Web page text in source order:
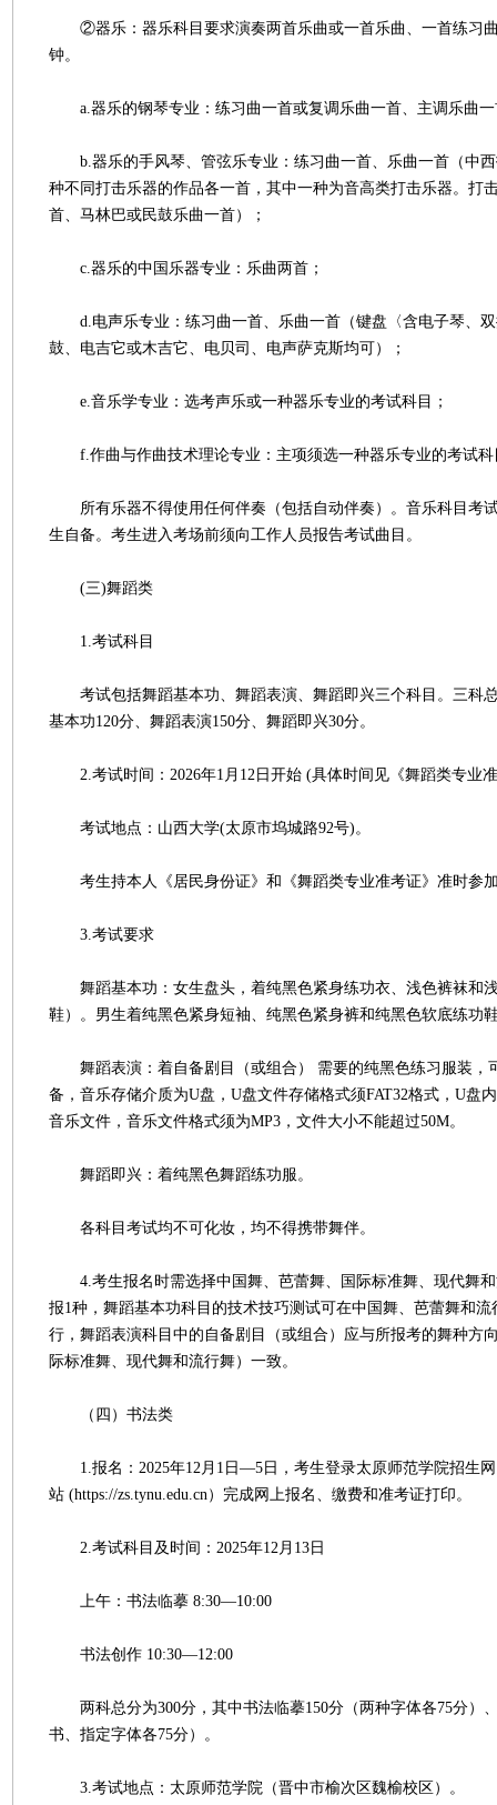
②器乐：器乐科目要求演奏两首乐曲或一首乐曲、一首练习曲
钟。
a.器乐的钢琴专业：练习曲一首或复调乐曲一首、主调乐曲一
b.器乐的手风琴、管弦乐专业：练习曲一首、乐曲一首（中西
种不同打击乐器的作品各一首，其中一种为音高类打击乐器。打
首、马林巴或民鼓乐曲一首）；
c.器乐的中国乐器专业：乐曲两首；
d.电声乐专业：练习曲一首、乐曲一首（键盘〈含电子琴、双
鼓、电吉它或木吉它、电贝司、电声萨克斯均可）；
e.音乐学专业：选考声乐或一种器乐专业的考试科目；
f.作曲与作曲技术理论专业：主项须选一种器乐专业的考试科
所有乐器不得使用任何伴奏（包括自动伴奏）。音乐科目考
生自备。考生进入考场前须向工作人员报告考试曲目。
(三)舞蹈类
1.考试科目
考试包括舞蹈基本功、舞蹈表演、舞蹈即兴三个科目。三科
基本功120分、舞蹈表演150分、舞蹈即兴30分。
2.考试时间：2026年1月12日开始 (具体时间见《舞蹈类专业
考试地点：山西大学(太原市坞城路92号)。
考生持本人《居民身份证》和《舞蹈类专业准考证》准时参
3.考试要求
舞蹈基本功：女生盘头，着纯黑色紧身练功衣、浅色裤袜和
鞋）。男生着纯黑色紧身短袖、纯黑色紧身裤和纯黑色软底练功
舞蹈表演：着自备剧目（或组合） 需要的纯黑色练习服装，
备，音乐存储介质为U盘，U盘文件存储格式须FAT32格式，U盘
音乐文件，音乐文件格式须为MP3，文件大小不能超过50M。
舞蹈即兴：着纯黑色舞蹈练功服。
各科目考试均不可化妆，均不得携带舞伴。
4.考生报名时需选择中国舞、芭蕾舞、国际标准舞、现代舞和
报1种，舞蹈基本功科目的技术技巧测试可在中国舞、芭蕾舞和
行，舞蹈表演科目中的自备剧目（或组合）应与所报考的舞种方
际标准舞、现代舞和流行舞）一致。
（四）书法类
1.报名：2025年12月1日—5日，考生登录太原师范学院招生网
站 (https://zs.tynu.edu.cn）完成网上报名、缴费和准考证打印。
2.考试科目及时间：2025年12月13日
上午：书法临摹 8:30—10:00
书法创作 10:30—12:00
两科总分为300分，其中书法临摹150分（两种字体各75分）
书、指定字体各75分）。
3.考试地点：太原师范学院（晋中市榆次区魏榆校区）。